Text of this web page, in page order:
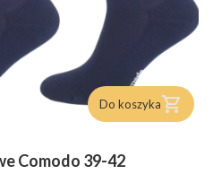
Do koszyka
Comodo 39-42